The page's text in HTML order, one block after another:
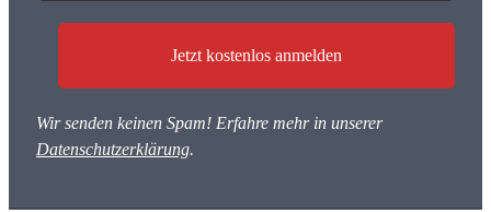
Wir senden keinen Spam! Erfahre mehr in unserer
Datenschutzerklärung.